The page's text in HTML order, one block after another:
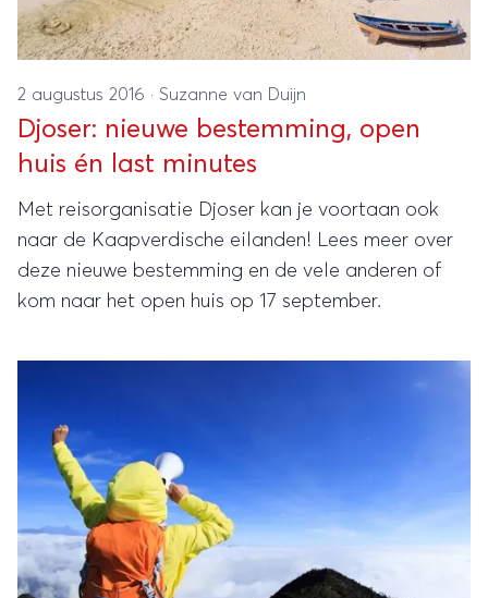
2 augustus 2016 · Suzanne van Duijn
Djoser: nieuwe bestemming, open
huis én last minutes
Met reisorganisatie Djoser kan je voortaan ook
naar de Kaapverdische eilanden! Lees meer over
deze nieuwe bestemming en de vele anderen of
kom naar het open huis op 17 september.